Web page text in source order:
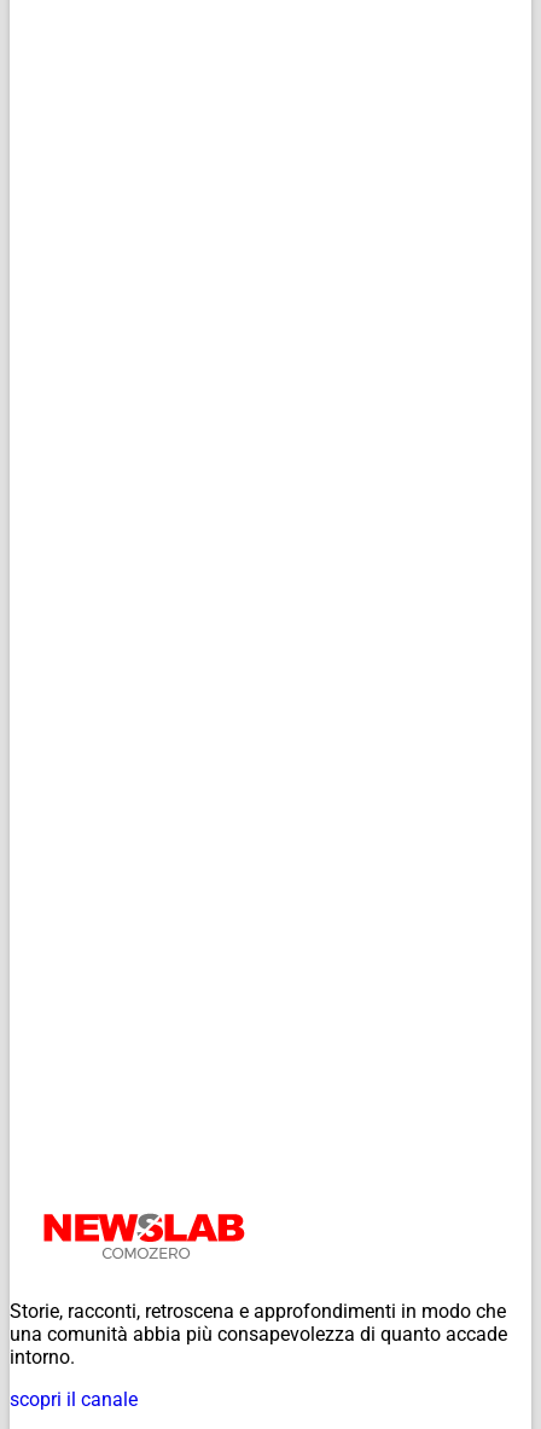
Storie, racconti, retroscena e approfondimenti in modo che
una comunità abbia più consapevolezza di quanto accade
intorno.
scopri il canale